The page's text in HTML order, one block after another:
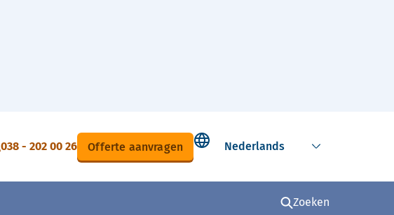
038 - 202 00 26 Offerte aanvragen
Select language
Zoeken